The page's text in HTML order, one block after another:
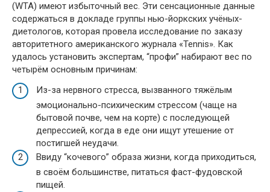
(WTA) имеют избыточный вес. Эти сенсационные данные
содержаться в докладе группы нью-йоркских учёных-
диетологов, которая провела исследование по заказу
авторитетного американского журнала «Tennis». Как
удалось установить экспертам, “профи” набирают вес по
четырём основным причинам:
Из-за нервного стресса, вызванного тяжёлым
эмоционально-психическим стрессом (чаще на
бытовой почве, чем на корте) с последующей
депрессией, когда в еде они ищут утешение от
постигшей неудачи.
Ввиду “кочевого” образа жизни, когда приходиться,
в своём большинстве, питаться фаст-фудовской
пищей.